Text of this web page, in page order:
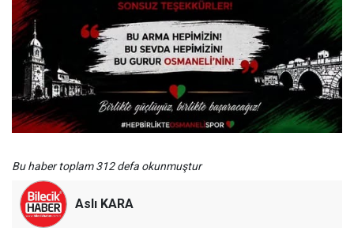
Bu haber toplam 312 defa okunmuştur
Aslı KARA